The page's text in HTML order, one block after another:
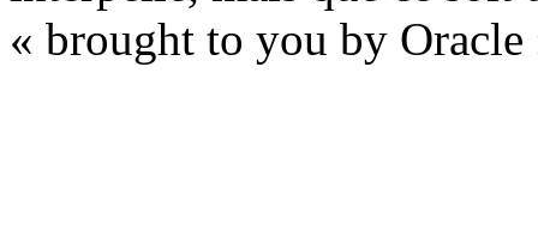
« brought to you by Oracle